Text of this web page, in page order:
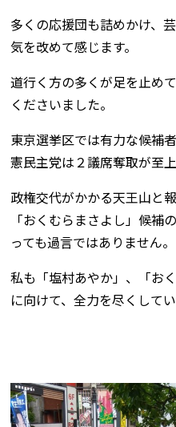
多くの応援団も詰めかけ、
気を改めて感じます。
道行く方の多くが足を止め
くださいました。
東京選挙区では有力な候補
憲民主党は２議席奪取が至上
政権交代がかかる天王山と
「おくむらまさよし」候補
っても過言ではありません。
私も「塩村あやか」、「お
に向けて、全力を尽くして